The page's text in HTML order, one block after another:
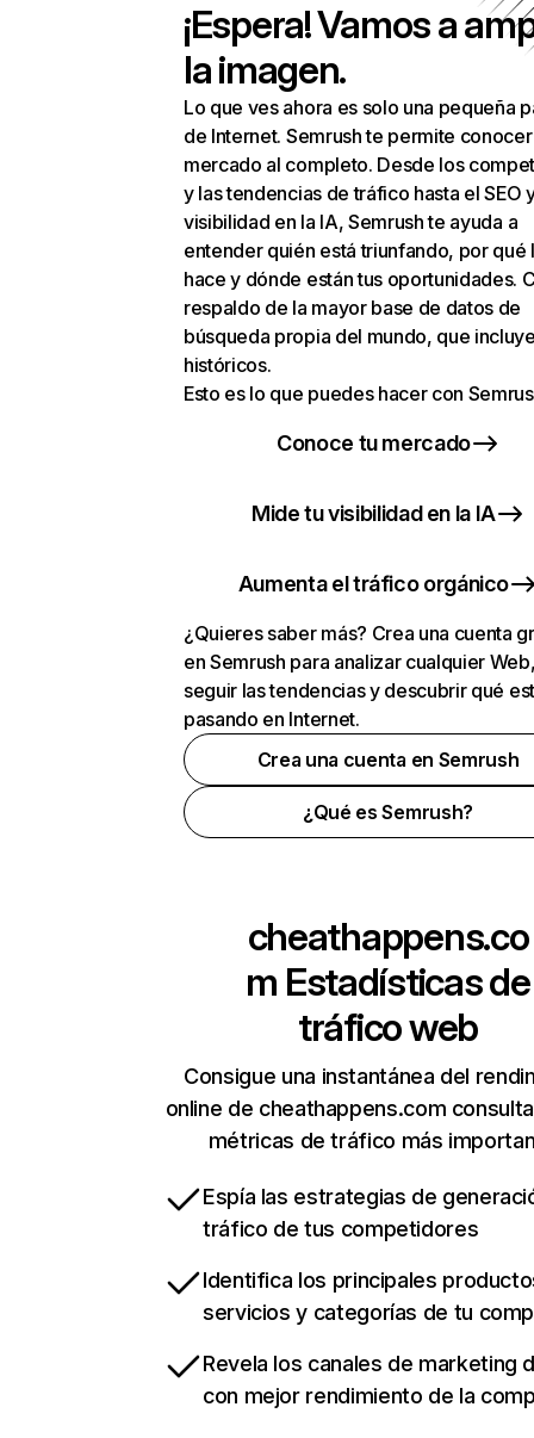
¡Espera! Vamos a
la imagen.
Lo que ves ahora es solo una pequeña
de Internet. Semrush te permite
mercado al completo. Desde los
y las tendencias de tráfico hasta el SEO
visibilidad en la IA, Semrush te ayuda a
entender quién está triunfando, por qué
hace y dónde están tus oportunidades.
respaldo de la mayor base de datos de
búsqueda propia del mundo, que
históricos.
Esto es lo que puedes hacer con
Conoce tu mercado
Mide tu visibilidad en la IA
Aumenta el tráfico orgánico
¿Quieres saber más? Crea una cuenta
en Semrush para analizar cualquier
seguir las tendencias y descubrir qué
pasando en Internet.
Crea una cuenta en Semrush
¿Qué es Semrush?
cheathappens.co
m Estadísticas de
tráfico web
Consigue una instantánea del
online de cheathappens.com
métricas de tráfico más
Espía las estrategias de
tráfico de tus competidores
Identifica los principales
servicios y categorías de tu
Revela los canales de marketing
con mejor rendimiento de la